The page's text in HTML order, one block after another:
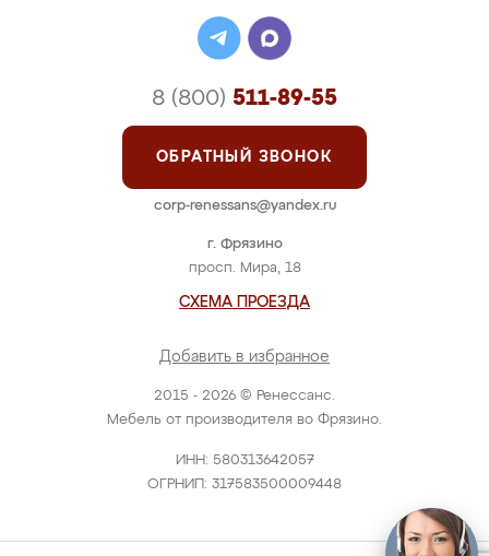
2015 - 2026 © Ренессанс.
Мебель от производителя во Фрязино.
ИНН: 580313642057
ОГРНИП: 317583500009448
г. Фрязино
просп. Мира, 18
СХЕМА ПРОЕЗДА
Добавить в избранное
8 (800) 511-89-55
ОБРАТНЫЙ ЗВОНОК
corp-renessans@yandex.ru